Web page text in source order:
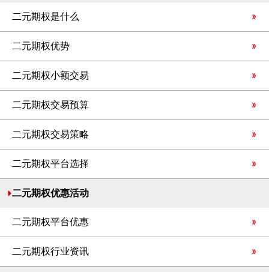
二元期权是什么
二元期权优势
二元期权小额交易
二元期权交易预算
二元期权交易策略
二元期权平台选择
二元期权优惠活动
二元期权平台优惠
二元期权行业资讯